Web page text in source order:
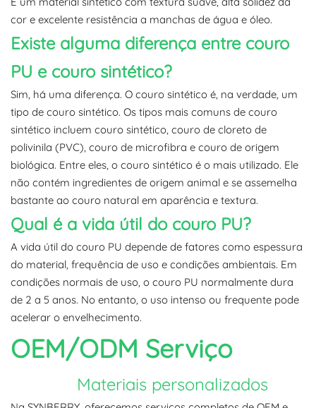
cor e excelente resistência a manchas de água e óleo.
Existe alguma diferença entre couro
PU e couro sintético?
Sim, há uma diferença. O couro sintético é, na verdade, um
tipo de couro sintético. Os tipos mais comuns de couro
sintético incluem couro sintético, couro de cloreto de
polivinila (PVC), couro de microfibra e couro de origem
biológica. Entre eles, o couro sintético é o mais utilizado. Ele
não contém ingredientes de origem animal e se assemelha
bastante ao couro natural em aparência e textura.
Qual é a vida útil do couro PU?
A vida útil do couro PU depende de fatores como espessura
do material, frequência de uso e condições ambientais. Em
condições normais de uso, o couro PU normalmente dura
de 2 a 5 anos. No entanto, o uso intenso ou frequente pode
acelerar o envelhecimento.
OEM/ODM Serviço
Materiais personalizados